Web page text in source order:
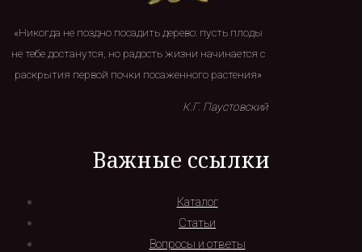
«Никогда не поздно посадить дерево: пусть плоды
не тебе достанутся, но радость жизни начинается с
раскрытия первой почки посаженного растения»
К.Г. Паустовский
Важные ссылки
Каталог
Статьи
Вопросы и ответы